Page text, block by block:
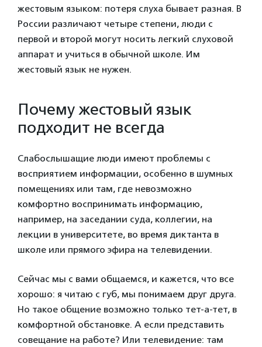
жестовым языком: потеря слуха бывает разная. В
России различают четыре степени, люди с
первой и второй могут носить легкий слуховой
аппарат и учиться в обычной школе. Им
жестовый язык не нужен.
Почему жестовый язык
подходит не всегда
Слабослышащие люди имеют проблемы с
восприятием информации, особенно в шумных
помещениях или там, где невозможно
комфортно воспринимать информацию,
например, на заседании суда, коллегии, на
лекции в университете, во время диктанта в
школе или прямого эфира на телевидении.
Сейчас мы с вами общаемся, и кажется, что все
хорошо: я читаю с губ, мы понимаем друг друга.
Но такое общение возможно только тет-а-тет, в
комфортной обстановке. А если представить
совещание на работе? Или телевидение: там